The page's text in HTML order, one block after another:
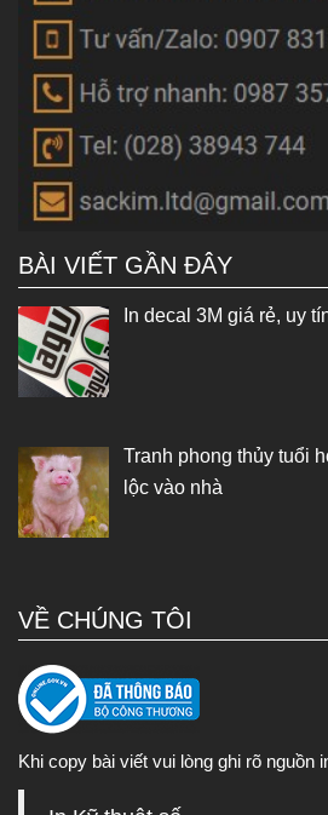
BÀI VIẾT GẦN ĐÂY
In decal 3M giá rẻ, uy
Tranh phong thủy tuổi
lộc vào nhà
VỀ CHÚNG TÔI
Khi copy bài viết vui lòng ghi rõ nguồn